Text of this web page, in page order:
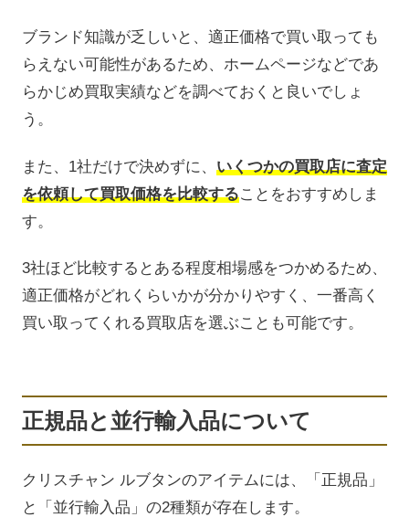
ブランド知識が乏しいと、適正価格で買い取っても
らえない可能性があるため、ホームページなどであ
らかじめ買取実績などを調べておくと良いでしょ
う。
また、1社だけで決めずに、 いくつかの買取店に査定
を依頼して買取価格を比較することをおすすめしま
す。
3社ほど比較するとある程度相場感をつかめるため、
適正価格がどれくらいかが分かりやすく、一番高く
買い取ってくれる買取店を選ぶことも可能です。
正規品と並行輸入品について
クリスチャン ルブタンのアイテムには、「正規品」
と「並行輸入品」の2種類が存在します。